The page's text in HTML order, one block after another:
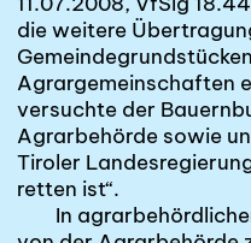
die weitere
Agrargemeinschaften
versuchte der
Agrarbehörde sowie
Tiroler
retten ist“.
In